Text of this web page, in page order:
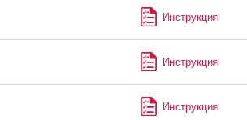
Инструкция
Инструкция
Инструкция